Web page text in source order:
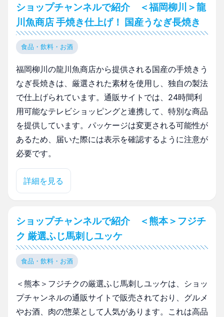
ショップチャンネルで紹介 ＜福岡柳川＞龍
川魚商店 手焼き仕上げ！ 国産うなぎ長焼き
食品・飲料・お酒
福岡柳川の龍川魚商店から提供される国産の手焼きう
なぎ長焼きは、厳選された素材を使用し、独自の製法
で仕上げられています。通販サイトでは、24時間利
用可能なテレビショッピングと連携して、特別な商品
を提供しています。パッケージは変更される可能性が
あるため、届いた際には表示を確認するように注意が
必要です。
詳細を見る
ショップチャンネルで紹介 ＜熊本＞フジチ
ク 厳選ふじ馬刺しユッケ
食品・飲料・お酒
＜熊本＞フジチクの厳選ふじ馬刺しユッケは、ショッ
プチャンネルの通販サイトで販売されており、グルメ
やお酒、肉の惣菜として人気があります。これは高品